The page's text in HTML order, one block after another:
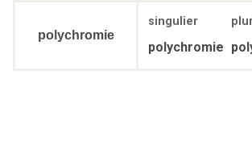
polychromie
singulier
polychromie